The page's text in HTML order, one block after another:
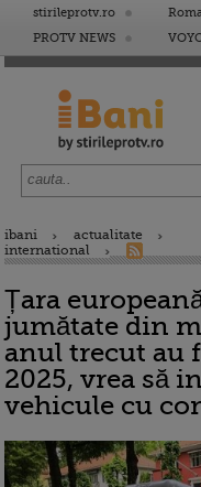
stirileprotv.ro
PROTV NEWS
ibani
actualitate
international
Țara
jumătate din
anul trecut au
2025, vrea să
vehicule cu